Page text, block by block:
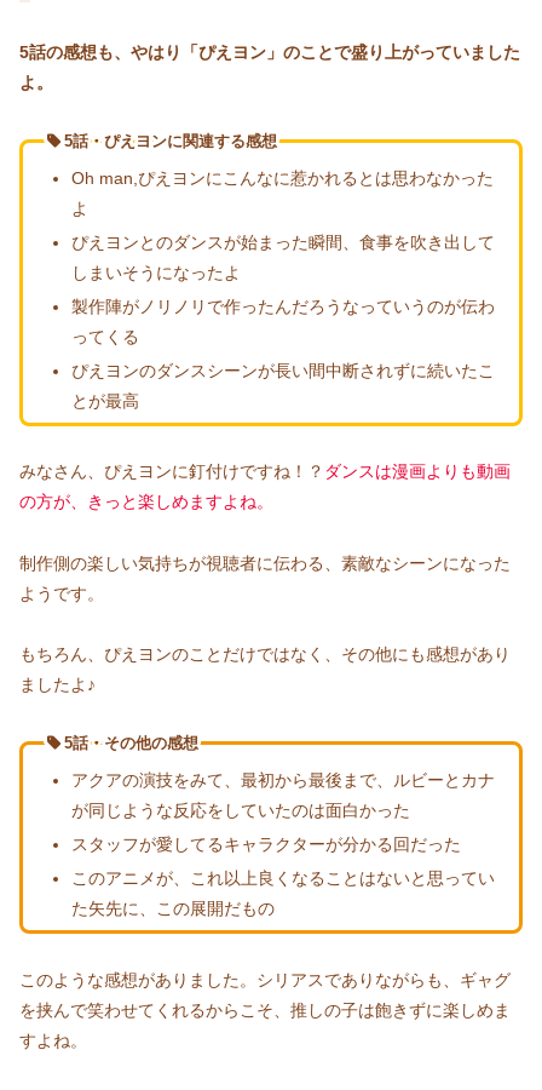
5話の感想も、やはり「ぴえヨン」のことで盛り上がっていました
よ。
5話・ぴえヨンに関連する感想
Oh man,ぴえヨンにこんなに惹かれるとは思わなかった
よ
ぴえヨンとのダンスが始まった瞬間、食事を吹き出して
しまいそうになったよ
製作陣がノリノリで作ったんだろうなっていうのが伝わ
ってくる
ぴえヨンのダンスシーンが長い間中断されずに続いたこ
とが最高
みなさん、ぴえヨンに釘付けですね！？ ダンスは漫画よりも動画
の方が、きっと楽しめますよね。
制作側の楽しい気持ちが視聴者に伝わる、素敵なシーンになった
ようです。
もちろん、ぴえヨンのことだけではなく、その他にも感想があり
ましたよ♪
5話・その他の感想
アクアの演技をみて、最初から最後まで、ルビーとカナ
が同じような反応をしていたのは面白かった
スタッフが愛してるキャラクターが分かる回だった
このアニメが、これ以上良くなることはないと思ってい
た矢先に、この展開だもの
このような感想がありました。シリアスでありながらも、ギャグ
を挟んで笑わせてくれるからこそ、推しの子は飽きずに楽しめま
すよね。